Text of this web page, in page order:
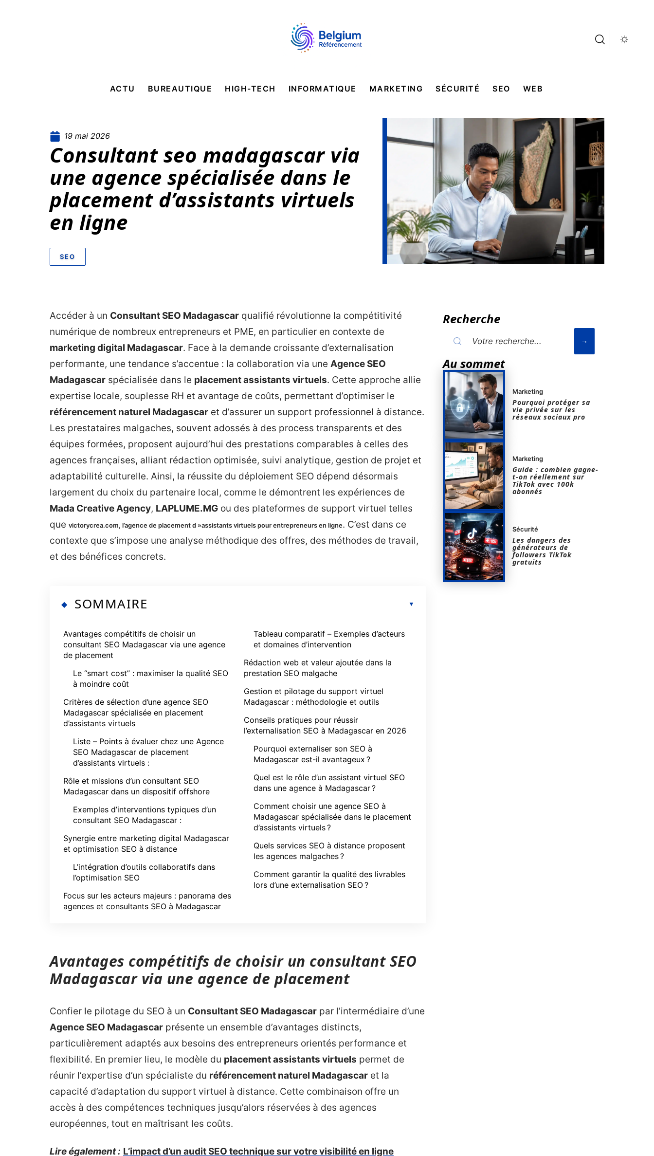
ACTU BUREAUTIQUE HIGH-TECH INFORMATIQUE MARKETING SÉCURITÉ SEO WEB
19 mai 2026
Consultant seo madagascar via
une agence spécialisée dans le
placement d’assistants virtuels
en ligne
SEO
Accéder à un Consultant SEO Madagascar qualifié révolutionne la compétitivité
numérique de nombreux entrepreneurs et PME, en particulier en contexte de
marketing digital Madagascar. Face à la demande croissante d’externalisation
performante, une tendance s’accentue : la collaboration via une Agence SEO
Madagascar spécialisée dans le placement assistants virtuels. Cette approche allie
expertise locale, souplesse RH et avantage de coûts, permettant d’optimiser le
référencement naturel Madagascar et d’assurer un support professionnel à distance.
Les prestataires malgaches, souvent adossés à des process transparents et des
équipes formées, proposent aujourd’hui des prestations comparables à celles des
agences françaises, alliant rédaction optimisée, suivi analytique, gestion de projet et
adaptabilité culturelle. Ainsi, la réussite du déploiement SEO dépend désormais
largement du choix du partenaire local, comme le démontrent les expériences de
Mada Creative Agency, LAPLUME.MG ou des plateformes de support virtuel telles
que victorycrea.com, l’agence de placement d »assistants virtuels pour entrepreneurs en ligne. C’est dans ce
contexte que s’impose une analyse méthodique des offres, des méthodes de travail,
et des bénéfices concrets.
SOMMAIRE
Avantages compétitifs de choisir un
consultant SEO Madagascar via une agence
de placement
Le “smart cost” : maximiser la qualité SEO
à moindre coût
Critères de sélection d’une agence SEO
Madagascar spécialisée en placement
d’assistants virtuels
Liste – Points à évaluer chez une Agence
SEO Madagascar de placement
d’assistants virtuels :
Rôle et missions d’un consultant SEO
Madagascar dans un dispositif offshore
Exemples d’interventions typiques d’un
consultant SEO Madagascar :
Synergie entre marketing digital Madagascar
et optimisation SEO à distance
L’intégration d’outils collaboratifs dans
l’optimisation SEO
Focus sur les acteurs majeurs : panorama des
agences et consultants SEO à Madagascar
Tableau comparatif – Exemples d’acteurs
et domaines d’intervention
Rédaction web et valeur ajoutée dans la
prestation SEO malgache
Gestion et pilotage du support virtuel
Madagascar : méthodologie et outils
Conseils pratiques pour réussir
l’externalisation SEO à Madagascar en 2026
Pourquoi externaliser son SEO à
Madagascar est-il avantageux ?
Quel est le rôle d’un assistant virtuel SEO
dans une agence à Madagascar ?
Comment choisir une agence SEO à
Madagascar spécialisée dans le placement
d’assistants virtuels ?
Quels services SEO à distance proposent
les agences malgaches ?
Comment garantir la qualité des livrables
lors d’une externalisation SEO ?
Avantages compétitifs de choisir un consultant SEO
Madagascar via une agence de placement
Confier le pilotage du SEO à un Consultant SEO Madagascar par l’intermédiaire d’une
Agence SEO Madagascar présente un ensemble d’avantages distincts,
particulièrement adaptés aux besoins des entrepreneurs orientés performance et
flexibilité. En premier lieu, le modèle du placement assistants virtuels permet de
réunir l’expertise d’un spécialiste du référencement naturel Madagascar et la
capacité d’adaptation du support virtuel à distance. Cette combinaison offre un
accès à des compétences techniques jusqu’alors réservées à des agences
européennes, tout en maîtrisant les coûts.
Lire également : L’impact d’un audit SEO technique sur votre visibilité en ligne
Recherche
Au sommet
Marketing
Pourquoi protéger sa
vie privée sur les
réseaux sociaux pro
Marketing
Guide : combien gagne-
t-on réellement sur
TikTok avec 100k
abonnés
Sécurité
Les dangers des
générateurs de
followers TikTok
gratuits